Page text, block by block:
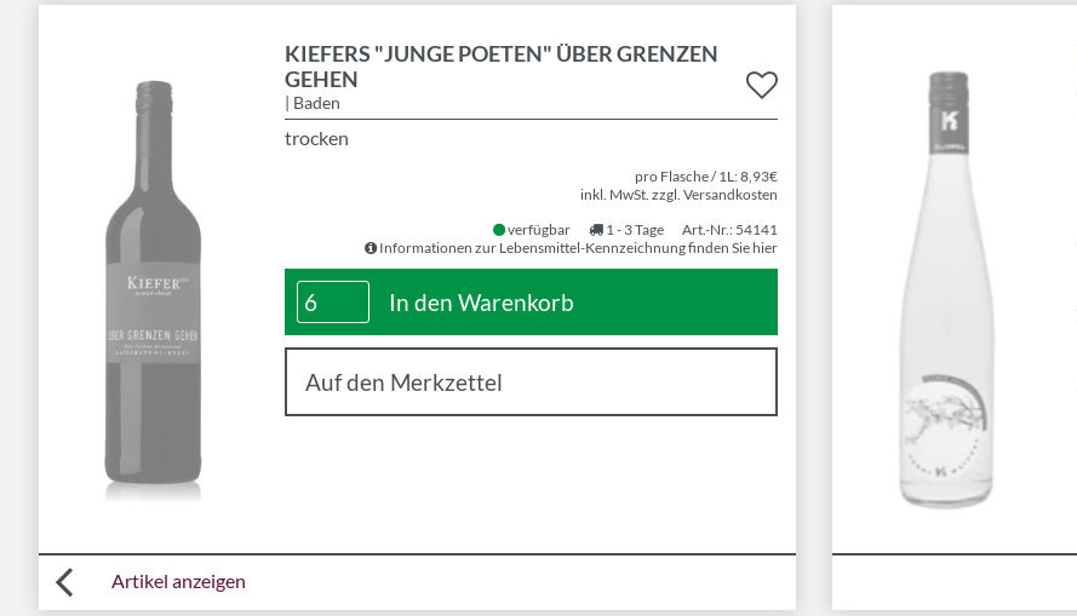
KIEFERS "JUNGE POETEN" ÜBER GRENZEN
GEHEN
| Baden
trocken
pro Flasche / 1L: 8,93€
inkl. MwSt. zzgl. Versandkosten
verfügbar
1 - 3 Tage
Art.-Nr.: 54141
Informationen zur Lebensmittel-Kennzeichnung finden Sie hier
Artikel anzeigen